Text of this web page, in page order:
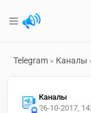
Telegram » Каналы
Каналы
26-10-2017,